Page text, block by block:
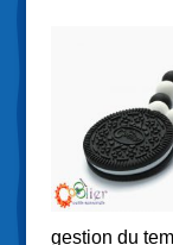
gestion du